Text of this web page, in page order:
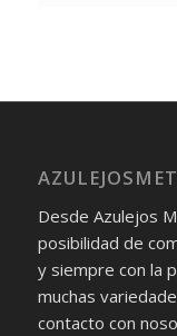
Desde Azulejos
posibilidad de
y siempre con la
muchas
contacto con